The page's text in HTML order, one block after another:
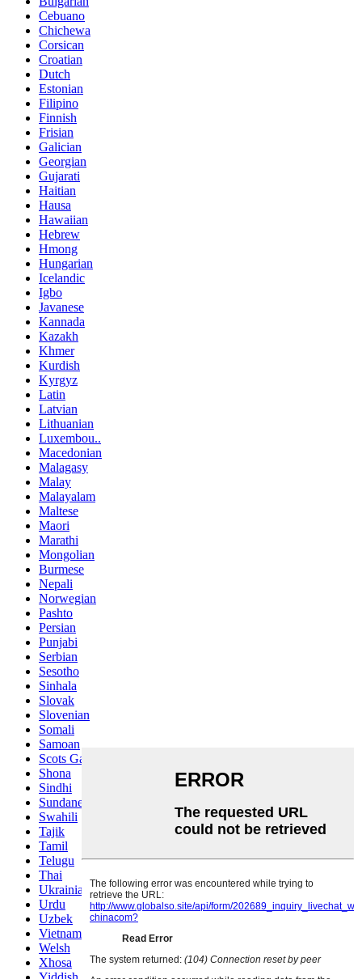
Cebuano
Chichewa
Corsican
Croatian
Dutch
Estonian
Filipino
Finnish
Frisian
Galician
Georgian
Gujarati
Haitian
Hausa
Hawaiian
Hebrew
Hmong
Hungarian
Icelandic
Igbo
Javanese
Kannada
Kazakh
Khmer
Kurdish
Kyrgyz
Latin
Latvian
Lithuanian
Luxembou..
Macedonian
Malagasy
Malay
Malayalam
Maltese
Maori
Marathi
Mongolian
Burmese
Nepali
Norwegian
Pashto
Persian
Punjabi
Serbian
Sesotho
Sinhala
Slovak
Slovenian
Somali
Samoan
Scots Gaelic
Shona
Sindhi
Sundanese
Swahili
Tajik
Tamil
Telugu
Thai
Ukrainian
Urdu
Uzbek
Vietnamese
Welsh
Xhosa